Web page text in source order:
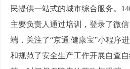
民提供一站式的城市综合服务。
主要负责人 通过培训，登录了微
端，关注了“京通|健康宝”小程序
和规范了安全生产工作开展自查